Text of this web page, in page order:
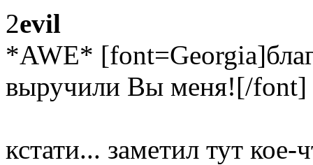
2evil
*AWE*
выручили Вы меня![/font]
кстати... заметил тут